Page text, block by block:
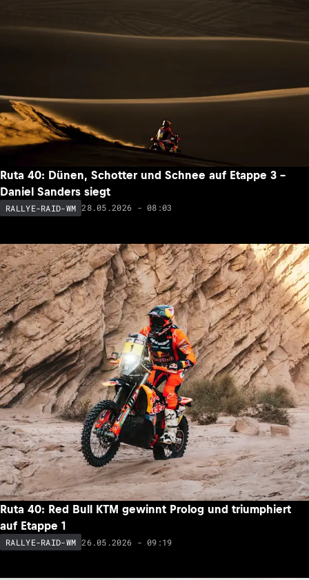
Ruta 40: Dünen, Schotter und Schnee auf Etappe 3 –
Daniel Sanders siegt
RALLYE-RAID-WM 28.05.2026 - 08:03
Ruta 40: Red Bull KTM gewinnt Prolog und triumphiert
auf Etappe 1
RALLYE-RAID-WM 26.05.2026 - 09:19